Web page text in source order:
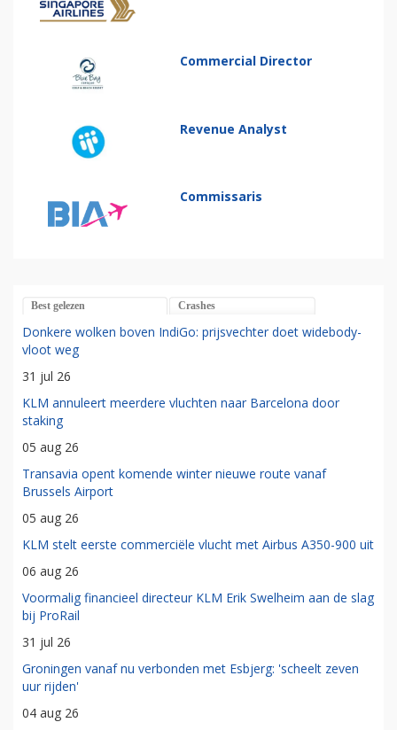
Commercial Director
Revenue Analyst
Commissaris
Best gelezen Crashes
Donkere wolken boven IndiGo: prijsvechter doet widebody-
vloot weg
31 jul 26
KLM annuleert meerdere vluchten naar Barcelona door
staking
05 aug 26
Transavia opent komende winter nieuwe route vanaf
Brussels Airport
05 aug 26
KLM stelt eerste commerciële vlucht met Airbus A350-900 uit
06 aug 26
Voormalig financieel directeur KLM Erik Swelheim aan de slag
bij ProRail
31 jul 26
Groningen vanaf nu verbonden met Esbjerg: 'scheelt zeven
uur rijden'
04 aug 26